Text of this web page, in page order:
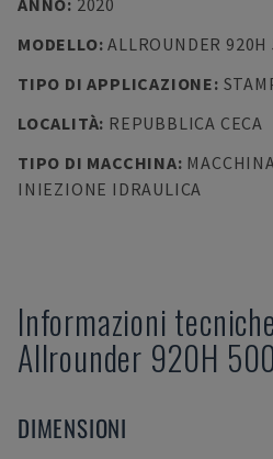
ANNO: 2020
MODELLO:ALLROUNDER
TIPO DI APPLICAZIONE:
LOCALITÀ: REPUBBLICA CECA
TIPO DI MACCHINA:
INIEZIONE IDRAULICA
Informazioni tecniche
Allrounder 920H
DIMENSIONI